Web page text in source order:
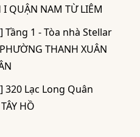
QUẬN NAM TỪ LIÊM
1 - Tòa nhà Stellar
THANH XUÂN
320 Lạc Long Quân
HỒ